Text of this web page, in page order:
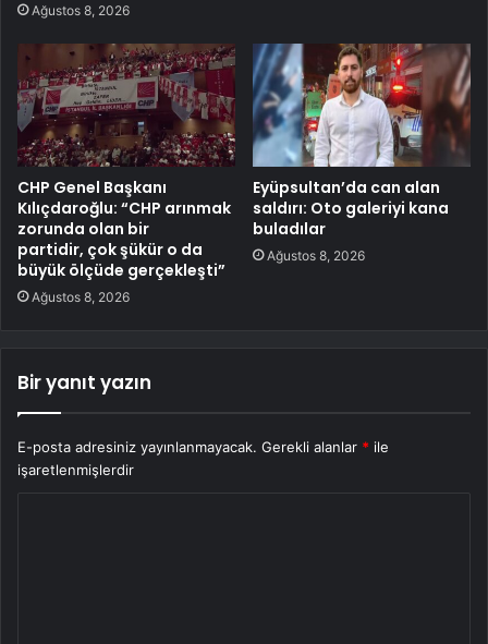
Ağustos 8, 2026
CHP Genel Başkanı
Kılıçdaroğlu: “CHP arınmak
zorunda olan bir
partidir, çok şükür o da
büyük ölçüde gerçekleşti”
Ağustos 8, 2026
Eyüpsultan’da can alan
saldırı: Oto galeriyi kana
buladılar
Ağustos 8, 2026
Bir yanıt yazın
E-posta adresiniz yayınlanmayacak. Gerekli alanlar * ile
işaretlenmişlerdir